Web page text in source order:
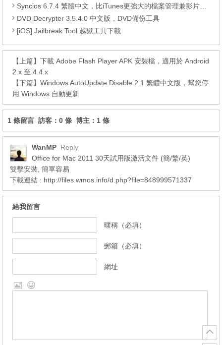
Syncios 6.7.4 繁體中文，比iTunes更強大的檔案管理兼影片轉檔工具
DVD Decrypter 3.5.4.0 中文版，DVD備份工具
[iOS] Jailbreak Tool 越獄工具下載
【上篇】下載 Adobe Flash Player APK 安裝檔，適用於 Android
2.x 至 4.4.x
【下篇】Windows AutoUpdate Disable 2.1 繁體中文版，幫您停
用 Windows 自動更新
1 條留言 訪客：0 條 博主：1 條
WanMP Reply
Office for Mac 2011 30天試用版激活文件 (簡/繁/英)
雙擊安裝, 簡單容易
下載連結 : http://files.wmos.info/d.php?file=848999571337
給我留言
暱稱（必填）
郵箱（必填）
網址